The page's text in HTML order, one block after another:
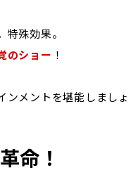
特殊効果。
のショー ！
ンメントを堪能しましょ
命！